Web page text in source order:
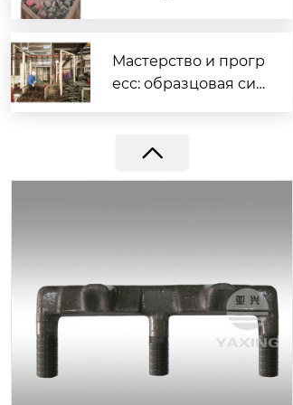
Мастерство и прогр
есс: образцовая сил
ение заказов
Скребок 15GL3-1